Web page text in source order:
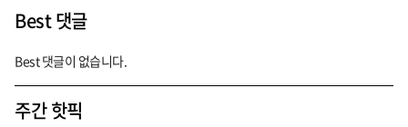
Best 댓글
Best 댓글이 없습니다.
주간 핫픽